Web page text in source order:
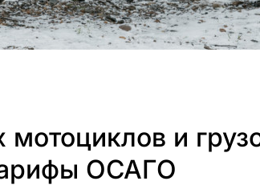
и
ОСАГО